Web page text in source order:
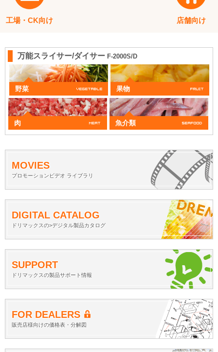
工場・CK向け 店舗向け
万能スライサー/ダイサー F-2000S/D
野菜 果物
肉 魚介類
MOVIES
プロモーションビデオ ライブラリ
DIGITAL CATALOG
ドリマックスの>デジタル製品カタログ
SUPPORT
ドリマックスの製品サポート情報
FOR DEALERS
販売店様向けの価格表・分解図